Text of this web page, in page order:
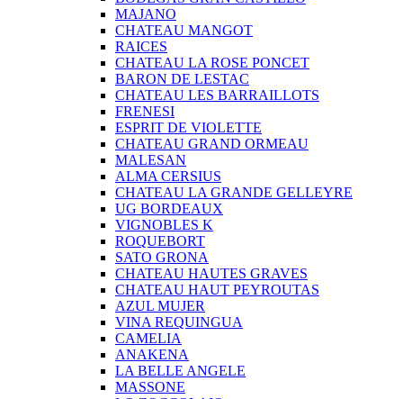
MAJANO
CHATEAU MANGOT
RAICES
CHATEAU LA ROSE PONCET
BARON DE LESTAC
CHATEAU LES BARRAILLOTS
FRENESI
ESPRIT DE VIOLETTE
CHATEAU GRAND ORMEAU
MALESAN
ALMA CERSIUS
CHATEAU LA GRANDE GELLEYRE
UG BORDEAUX
VIGNOBLES K
ROQUEBORT
SATO GRONA
CHATEAU HAUTES GRAVES
CHATEAU HAUT PEYROUTAS
AZUL MUJER
VINA REQUINGUA
CAMELIA
ANAKENA
LA BELLE ANGELE
MASSONE